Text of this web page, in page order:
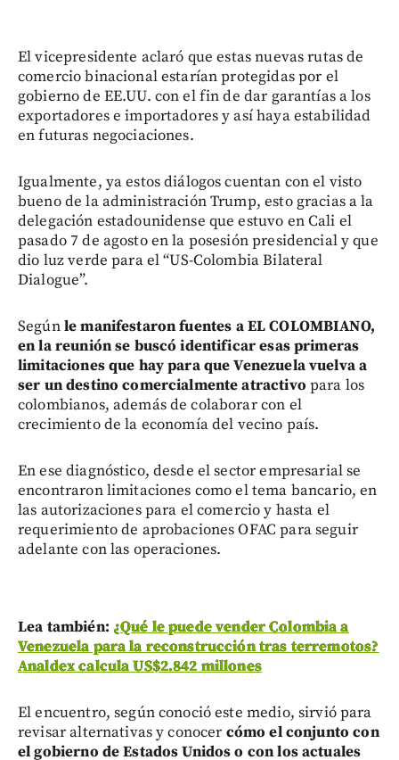
El vicepresidente aclaró que estas nuevas rutas de
comercio binacional estarían protegidas por el
gobierno de EE.UU. con el fin de dar garantías a los
exportadores e importadores y así haya estabilidad
en futuras negociaciones.
Igualmente, ya estos diálogos cuentan con el visto
bueno de la administración Trump, esto gracias a la
delegación estadounidense que estuvo en Cali el
pasado 7 de agosto en la posesión presidencial y que
dio luz verde para el “US-Colombia Bilateral
Dialogue”.
Segúnle manifestaron fuentes a EL COLOMBIANO,
en la reunión se buscó identificar esas primeras
limitaciones que hay para que Venezuela vuelva a
ser un destino comercialmente atractivo para los
colombianos, además de colaborar con el
crecimiento de la economía del vecino país.
En ese diagnóstico, desde el sector empresarial se
encontraron limitaciones como el tema bancario, en
las autorizaciones para el comercio y hasta el
requerimiento de aprobaciones OFAC para seguir
adelante con las operaciones.
Lea también: ¿Qué le puede vender Colombia a
Venezuela para la reconstrucción tras terremotos?
Analdex calcula US$2.842 millones
El encuentro, según conoció este medio, sirvió para
revisar alternativas y conocer cómo el conjunto con
el gobierno de Estados Unidos o con los actuales